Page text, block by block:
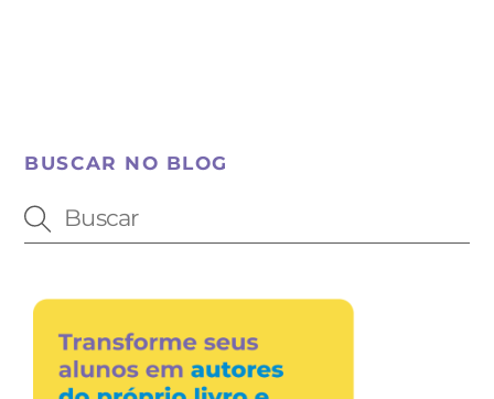
BUSCAR NO BLOG